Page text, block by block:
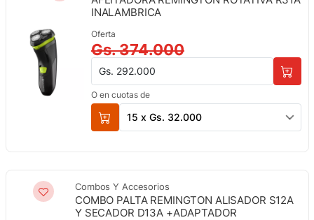
INALAMBRICA
Oferta
Gs. 374.000
Gs. 292.000
O en cuotas de
15 x Gs. 32.000
Combos Y Accesorios
COMBO PALTA REMINGTON ALISADOR S12A
Y SECADOR D13A +ADAPTADOR